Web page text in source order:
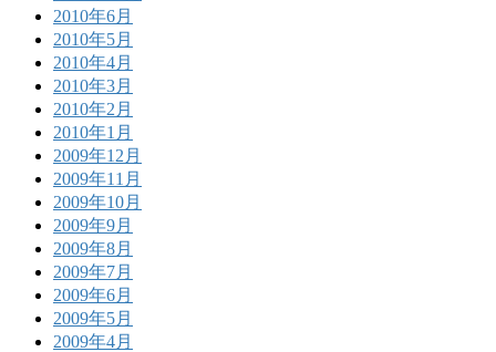
2010年6月
2010年5月
2010年4月
2010年3月
2010年2月
2010年1月
2009年12月
2009年11月
2009年10月
2009年9月
2009年8月
2009年7月
2009年6月
2009年5月
2009年4月